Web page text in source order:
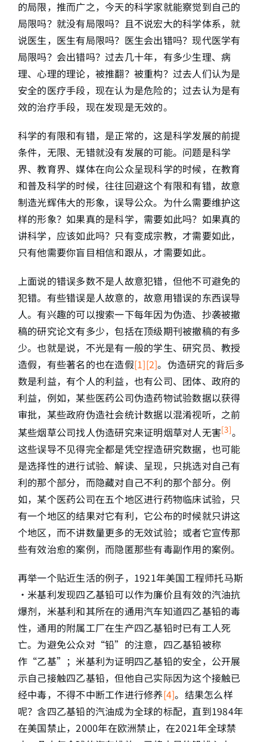
的局限，推而广之，今天的科学家就能察觉到自己的
局限吗？就没有局限吗？且不说宏大的科学体系，就
说医生，医生有局限吗？医生会出错吗？现代医学有
局限吗？会出错吗？过去几十年，有多少生理、病
理、心理的理论，被推翻？被重构？过去人们认为是
安全的医疗手段，现在认为是危险的；过去认为是有
效的治疗手段，现在发现是无效的。
科学的有限和有错，是正常的，这是科学发展的前提
条件，无限、无错就没有发展的可能。问题是科学
界、教育界、媒体在向公众呈现科学的时候，在教育
和普及科学的时候，往往回避这个有限和有错，故意
制造光辉伟大的形象，误导公众。为什么需要维护这
样的形象？如果真的是科学，需要如此吗？如果真的
讲科学，应该如此吗？只有变成宗教，才需要如此，
只有他需要你盲目相信和跟从，才需要如此。
上面说的错误多数不是人故意犯错，但他不可避免的
犯错。有些错误是人故意的，故意用错误的东西误导
人。有兴趣的可以搜索一下每年因为伪造、抄袭被撤
稿的研究论文有多少，包括在顶级期刊被撤稿的有多
少。也就是说，不光是有一般的学生、研究员、教授
造假，有些著名的也在造假[1][2]。伪造研究的背后多
数是利益，有个人的利益，也有公司、团体、政府的
利益，例如，某些医药公司伪造药物试验数据以获得
审批，某些政府伪造社会统计数据以混淆视听，之前
某些烟草公司找人伪造研究来证明烟草对人无害[3]。
这些误导不见得完全都是凭空捏造研究数据，也可能
是选择性的进行试验、解读、呈现，只挑选对自己有
利的那个部分，而隐藏对自己不利的那个部分。例
如，某个医药公司在五个地区进行药物临床试验，只
有一个地区的结果对它有利，它公布的时候就只讲这
个地区，而不讲数量更多的无效试验；或者它宣传那
些有效治愈的案例，而隐匿那些有毒副作用的案例。
再举一个贴近生活的例子，1921年美国工程师托马斯
·米基利发现四乙基铅可以作为廉价且有效的汽油抗
爆剂，米基利和其所在的通用汽车知道四乙基铅的毒
性，通用的附属工厂在生产四乙基铅时已有工人死
亡。为避免公众对“铅”的注意，四乙基铅被称
作“乙基”；米基利为证明四乙基铅的安全，公开展
示自己接触四乙基铅，但他自己实际因为这个接触已
经中毒，不得不中断工作进行修养[4]。结果怎么样
呢？含四乙基铅的汽油成为全球的标配，直到1984年
在美国禁止，2000年在欧洲禁止，在2021年全球禁